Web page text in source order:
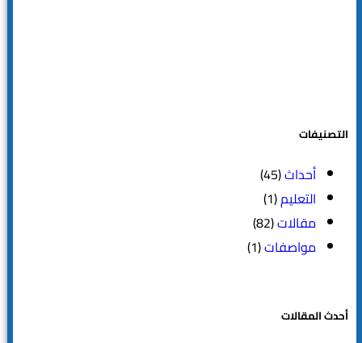
التصنيفات
أحداث(45)
التعليم(1)
مقالات(82)
مواصفات(1)
أحدث المقالات